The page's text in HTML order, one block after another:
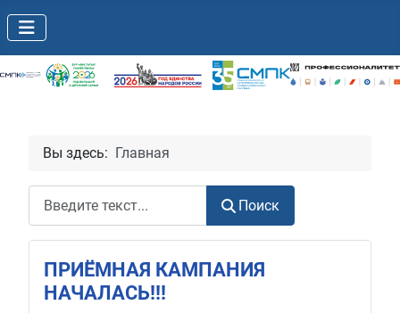
Вы здесь: Главная
Поиск
ПРИЁМНАЯ КАМПАНИЯ
НАЧАЛАСЬ!!!